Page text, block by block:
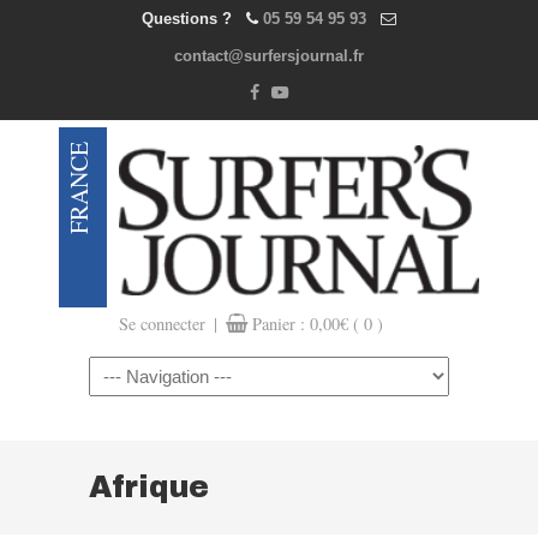
Questions ? 05 59 54 95 93
contact@surfersjournal.fr
Se connecter | Panier : 0,00€ ( 0 )
Navigation
Afrique